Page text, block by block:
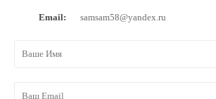
Email: samsam58@yandex.ru